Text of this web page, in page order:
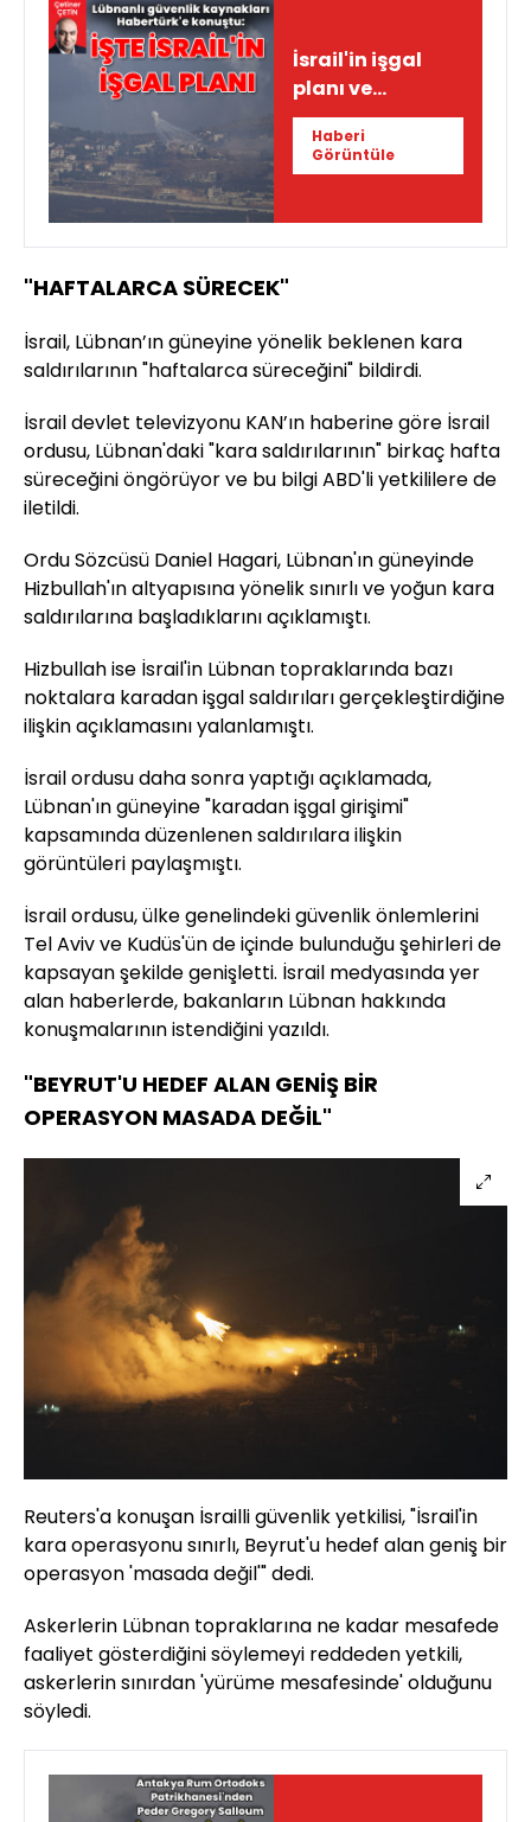
İsrail'in işgal
planı ve
Hizbullah'ın
stratejisi
Haberi
Görüntüle
"HAFTALARCA SÜRECEK"
İsrail, Lübnan’ın güneyine yönelik beklenen kara
saldırılarının "haftalarca süreceğini" bildirdi.
İsrail devlet televizyonu KAN’ın haberine göre İsrail
ordusu, Lübnan'daki "kara saldırılarının" birkaç hafta
süreceğini öngörüyor ve bu bilgi ABD'li yetkililere de
iletildi.
Ordu Sözcüsü Daniel Hagari, Lübnan'ın güneyinde
Hizbullah'ın altyapısına yönelik sınırlı ve yoğun kara
saldırılarına başladıklarını açıklamıştı.
Hizbullah ise İsrail'in Lübnan topraklarında bazı
noktalara karadan işgal saldırıları gerçekleştirdiğine
ilişkin açıklamasını yalanlamıştı.
İsrail ordusu daha sonra yaptığı açıklamada,
Lübnan'ın güneyine "karadan işgal girişimi"
kapsamında düzenlenen saldırılara ilişkin
görüntüleri paylaşmıştı.
İsrail ordusu, ülke genelindeki güvenlik önlemlerini
Tel Aviv ve Kudüs'ün de içinde bulunduğu şehirleri de
kapsayan şekilde genişletti. İsrail medyasında yer
alan haberlerde, bakanların Lübnan hakkında
konuşmalarının istendiğini yazıldı.
"BEYRUT'U HEDEF ALAN GENİŞ BİR
OPERASYON MASADA DEĞİL"
Reuters'a konuşan İsrailli güvenlik yetkilisi, "İsrail'in
kara operasyonu sınırlı, Beyrut'u hedef alan geniş bir
operasyon 'masada değil'" dedi.
Askerlerin Lübnan topraklarına ne kadar mesafede
faaliyet gösterdiğini söylemeyi reddeden yetkili,
askerlerin sınırdan 'yürüme mesafesinde' olduğunu
söyledi.